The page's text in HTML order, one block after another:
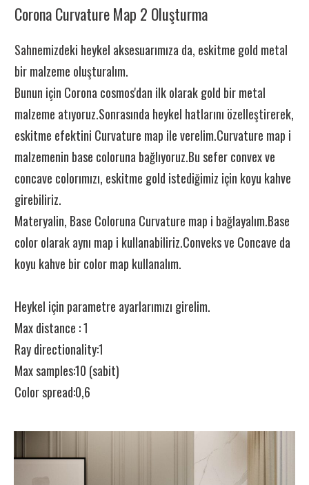
Corona Curvature Map 2 Oluşturma
Sahnemizdeki heykel aksesuarımıza da, eskitme gold metal
bir malzeme oluşturalım.
Bunun için Corona cosmos'dan ilk olarak gold bir metal
malzeme atıyoruz.Sonrasında heykel hatlarını özelleştirerek,
eskitme efektini Curvature map ile verelim.Curvature map i
malzemenin base coloruna bağlıyoruz.Bu sefer convex ve
concave colorımızı, eskitme gold istediğimiz için koyu kahve
girebiliriz.
Materyalin, Base Coloruna Curvature map i bağlayalım.Base
color olarak aynı map i kullanabiliriz.Conveks ve Concave da
koyu kahve bir color map kullanalım.
Heykel için parametre ayarlarımızı girelim.
Max distance : 1
Ray directionality:1
Max samples:10 (sabit)
Color spread:0,6